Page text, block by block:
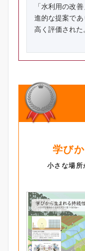
「水利用の改
進的な提案で
高く評価された
学び
小さな場